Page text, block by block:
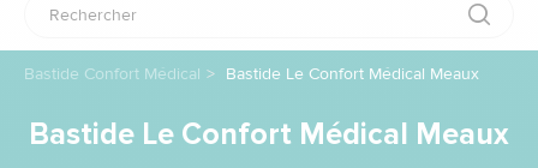
Bastide Confort Médical Bastide Le Confort Médical Meaux
Bastide Le Confort Médical Meaux